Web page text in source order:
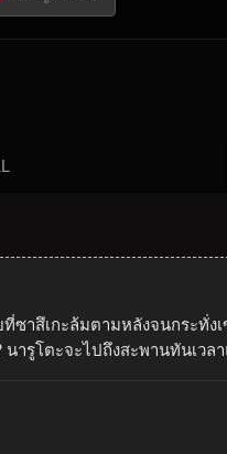
สึเกะล้มตามหลังจนกระทั่ง
ารูโตะจะไปถึงสะพานทันเว